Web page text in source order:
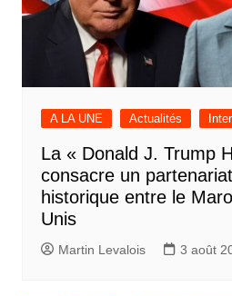
A LA UNE Actualités
La « Donald J. Trump
consacre un
historique entre le
Unis
Martin Levalois 3 août